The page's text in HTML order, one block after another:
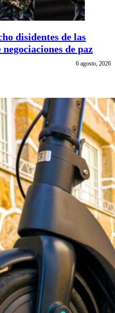
disidentes de las
de paz
6 agosto, 2026